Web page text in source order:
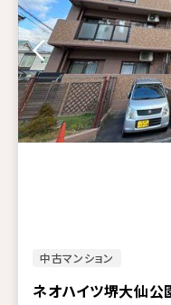
中古マンション
ネオハイツ堺大仙公